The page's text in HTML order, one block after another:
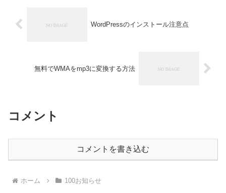
WordPressのインストール注意点
無料でWMAをmp3に変換する方法
コメント
コメントを書き込む
ホーム 100お知らせ